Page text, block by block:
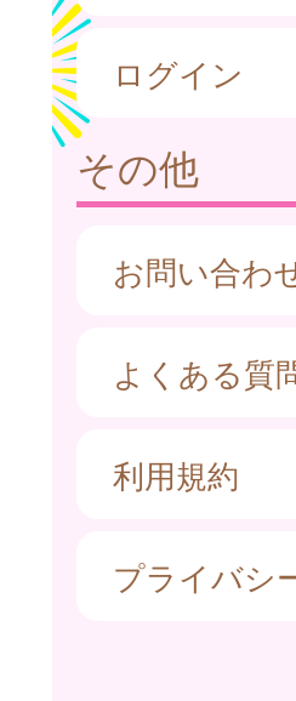
ログイン
その他
お問い合わ
よくある質
利用規約
プライバシ